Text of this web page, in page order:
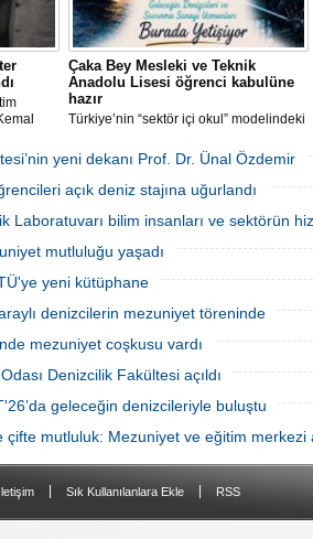
Çaka Bey Mesleki ve Teknik
Anadolu Lisesi öğrenci kabulüne
hazır
Türkiye’nin “sektör içi okul” modelindeki
Bakanlığı Çaka Bey Mesleki ve Teknik
Anadolu Lisesi, ilk öğrencilerini kabul
etmeye hazırlanıyor.
yeni dekanı Prof. Dr. Ünal Özdemir
açık deniz stajına uğurlandı
Laboratuvarı bilim insanları ve sektörün
mutluluğu yaşadı
yeni kütüphane
denizcilerin mezuniyet töreninde
mezuniyet coşkusu vardı
Denizcilik Fakültesi açıldı
geleceğin denizcileriyle buluştu
çifte mutluluk: Mezuniyet ve eğitim merkezi
İletişim Sık Kullanılanlara Ekle RSS